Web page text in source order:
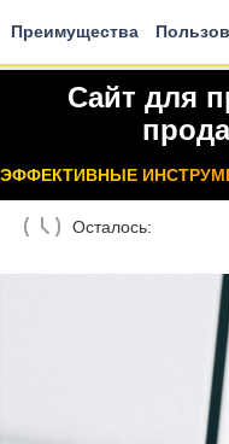
Преимущества
Сайт для
ЭФФЕКТИВНЫЕ
Осталось: